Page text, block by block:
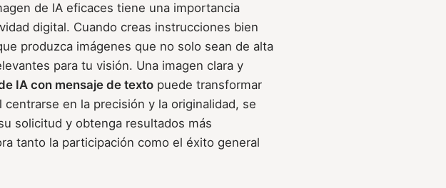
de IA eficaces tiene una importancia
digital. Cuando creas instrucciones bien
produzca imágenes que no solo sean de alta
para tu visión. Una imagen clara y
IA con mensaje de texto puede transformar
en la precisión y la originalidad, se
solicitud y obtenga resultados más
tanto la participación como el éxito general